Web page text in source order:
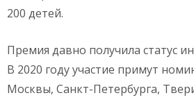
200 детей.
Премия давно получила статус
В 2020 году участие примут
Москвы, Санкт-Петербурга,